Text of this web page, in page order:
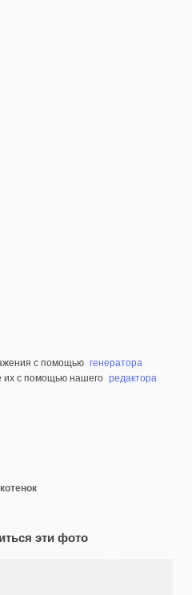
с помощью генератора
их с помощью нашего редактора
эти фото